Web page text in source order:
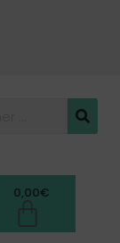
0,00€